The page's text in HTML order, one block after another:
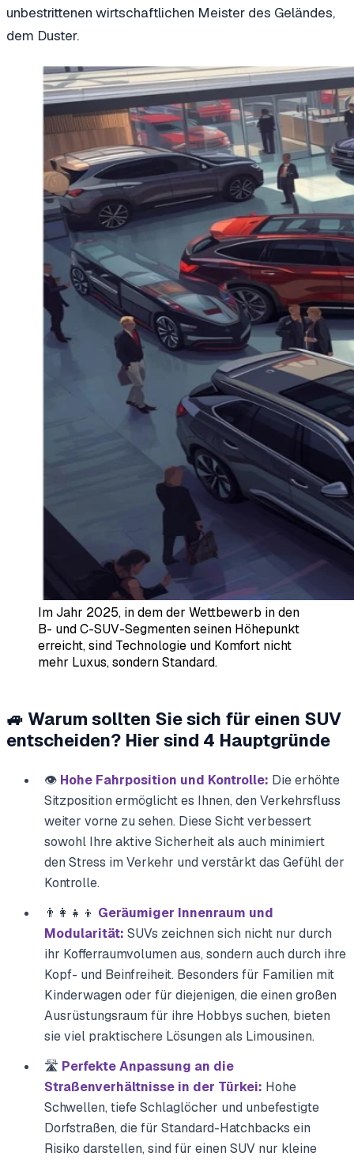
unbestrittenen wirtschaftlichen Meister des Geländes,
dem Duster.
Im Jahr 2025, in dem der Wettbewerb in den
B- und C-SUV-Segmenten seinen Höhepunkt
erreicht, sind Technologie und Komfort nicht
mehr Luxus, sondern Standard.
🚙 Warum sollten Sie sich für einen SUV
entscheiden? Hier sind 4 Hauptgründe
👁️ Hohe Fahrposition und Kontrolle: Die erhöhte
Sitzposition ermöglicht es Ihnen, den Verkehrsfluss
weiter vorne zu sehen. Diese Sicht verbessert
sowohl Ihre aktive Sicherheit als auch minimiert
den Stress im Verkehr und verstärkt das Gefühl der
Kontrolle.
👨‍👩‍👧‍👦 Geräumiger Innenraum und
Modularität: SUVs zeichnen sich nicht nur durch
ihr Kofferraumvolumen aus, sondern auch durch ihre
Kopf- und Beinfreiheit. Besonders für Familien mit
Kinderwagen oder für diejenigen, die einen großen
Ausrüstungsraum für ihre Hobbys suchen, bieten
sie viel praktischere Lösungen als Limousinen.
🛣️ Perfekte Anpassung an die
Straßenverhältnisse in der Türkei: Hohe
Schwellen, tiefe Schlaglöcher und unbefestigte
Dorfstraßen, die für Standard-Hatchbacks ein
Risiko darstellen, sind für einen SUV nur kleine